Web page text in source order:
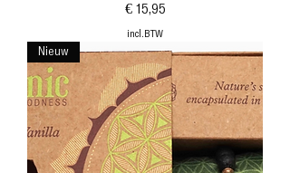
Prijs
€ 15,95
incl.BTW
Nieuw